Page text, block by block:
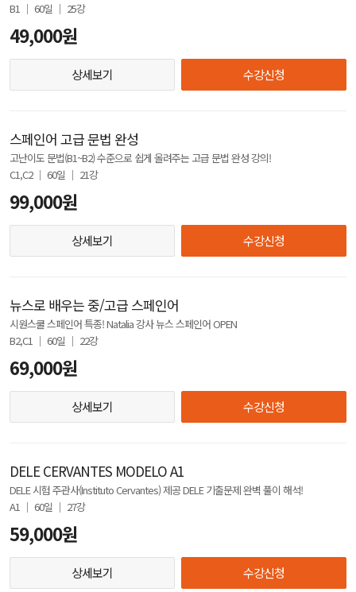
B1 │ 60일 │ 25강
49,000원
상세보기 수강신청
스페인어 고급 문법 완성
고난이도 문법(B1~B2) 수준으로 쉽게 올려주는 고급 문법 완성 강의!
C1,C2 │ 60일 │ 21강
99,000원
상세보기 수강신청
뉴스로 배우는 중/고급 스페인어
시원스쿨 스페인어 특종! Natalia 강사 뉴스 스페인어 OPEN
B2,C1 │ 60일 │ 22강
69,000원
상세보기 수강신청
DELE CERVANTES MODELO A1
DELE 시험 주관사(Instituto Cervantes) 제공 DELE 기출문제 완벽 풀이 해석!
A1 │ 60일 │ 27강
59,000원
상세보기 수강신청